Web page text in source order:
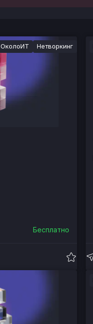
ОколоИТ Нетворкинг
Бесплатно